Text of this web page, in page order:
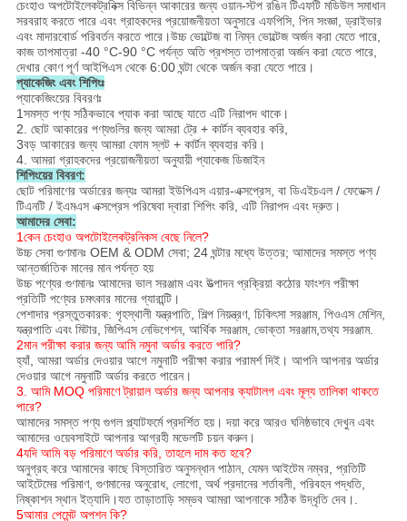
চেংহাও অপটোইলেকট্রনিক্স বিভিন্ন আকারের জন্য ওয়ান-স্টপ রঙিন টিএফটি মডিউল সমাধান
সরবরাহ করতে পারে এবং গ্রাহকদের প্রয়োজনীয়তা অনুসারে এফপিসি, পিন সংজ্ঞা, ড্রাইভার
এবং মাদারবোর্ড পরিবর্তন করতে পারে।উচ্চ ভোল্টেজ বা নিম্ন ভোল্টেজ অর্জন করা যেতে পারে,
কাজ তাপমাত্রা -40 °C-90 °C পর্যন্ত অতি প্রশস্ত তাপমাত্রা অর্জন করা যেতে পারে,
দেখার কোণ পূর্ণ আইপিএস থেকে 6:00 ঘন্টা থেকে অর্জন করা যেতে পারে।
প্যাকেজিং এবং শিপিংঃ
প্যাকেজিংয়ের বিবরণঃ
1সমস্ত পণ্য সঠিকভাবে প্যাক করা আছে যাতে এটি নিরাপদ থাকে।
2. ছোট আকারের পণ্যগুলির জন্য আমরা ট্রে + কার্টন ব্যবহার করি,
3বড় আকারের জন্য আমরা ফোম স্লট + কার্টন ব্যবহার করি।
4. আমরা গ্রাহকদের প্রয়োজনীয়তা অনুযায়ী প্যাকেজ ডিজাইন
শিপিংয়ের বিবরণ:
ছোট পরিমাণের অর্ডারের জন্যঃ আমরা ইউপিএস এয়ার-এক্সপ্রেস, বা ডিএইচএল / ফেডেক্স /
টিএনটি / ইএমএস এক্সপ্রেস পরিষেবা দ্বারা শিপিং করি, এটি নিরাপদ এবং দ্রুত।
আমাদের সেবা:
1কেন চেংহাও অপটোইলেকট্রনিকস বেছে নিলে?
উচ্চ সেবা গুণমানঃ OEM & ODM সেবা; 24 ঘন্টার মধ্যে উত্তর; আমাদের সমস্ত পণ্য
আন্তর্জাতিক মানের মান পর্যন্ত হয়
উচ্চ পণ্যের গুণমানঃ আমাদের ভাল সরঞ্জাম এবং উত্পাদন প্রক্রিয়া কঠোর ফাংশন পরীক্ষা
প্রতিটি পণ্যের চমৎকার মানের গ্যারান্টি।
পেশাদার প্রস্তুতকারক: গৃহস্থালী যন্ত্রপাতি, শিল্প নিয়ন্ত্রণ, চিকিৎসা সরঞ্জাম, পিওএস মেশিন,
যন্ত্রপাতি এবং মিটার, জিপিএস নেভিগেশন, আর্থিক সরঞ্জাম, ভোক্তা সরঞ্জাম,তথ্য সরঞ্জাম.
2মান পরীক্ষা করার জন্য আমি নমুনা অর্ডার করতে পারি?
হ্যাঁ, আমরা অর্ডার দেওয়ার আগে নমুনাটি পরীক্ষা করার পরামর্শ দিই। আপনি আপনার অর্ডার
দেওয়ার আগে নমুনাটি অর্ডার করতে পারেন।
3. আমি MOQ পরিমাণে ট্রায়াল অর্ডার জন্য আপনার ক্যাটালগ এবং মূল্য তালিকা থাকতে
পারে?
আমাদের সমস্ত পণ্য গুগল প্ল্যাটফর্মে প্রদর্শিত হয়। দয়া করে আরও ঘনিষ্ঠভাবে দেখুন এবং
আমাদের ওয়েবসাইটে আপনার আগ্রহী মডেলটি চয়ন করুন।
4যদি আমি বড় পরিমাণে অর্ডার করি, তাহলে দাম কত হবে?
অনুগ্রহ করে আমাদের কাছে বিস্তারিত অনুসন্ধান পাঠান, যেমন আইটেম নম্বর, প্রতিটি
আইটেমের পরিমাণ, গুণমানের অনুরোধ, লোগো, অর্থ প্রদানের শর্তাবলী, পরিবহন পদ্ধতি,
নিষ্কাশন স্থান ইত্যাদি।যত তাড়াতাড়ি সম্ভব আমরা আপনাকে সঠিক উদ্ধৃতি দেব।.
5আমার পেমেন্ট অপশন কি?